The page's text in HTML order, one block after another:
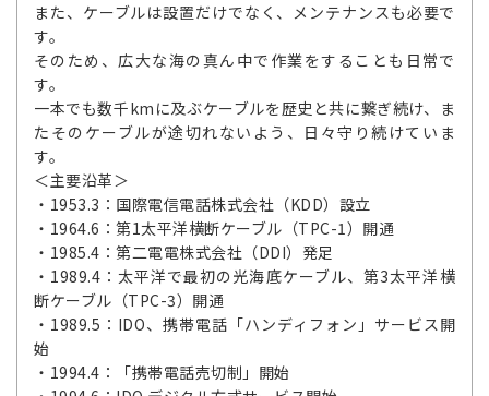
また、ケーブルは設置だけでなく、メンテナンスも必要で
す。
そのため、広大な海の真ん中で作業をすることも日常で
す。
一本でも数千kmに及ぶケーブルを歴史と共に繋ぎ続け、ま
たそのケーブルが途切れないよう、日々守り続けていま
す。
＜主要沿革＞
・1953.3：国際電信電話株式会社（KDD）設立
・1964.6：第1太平洋横断ケーブル（TPC-1）開通
・1985.4：第二電電株式会社（DDI）発足
・1989.4：太平洋で最初の光海底ケーブル、第3太平洋横
断ケーブル（TPC-3）開通
・1989.5：IDO、携帯電話「ハンディフォン」サービス開
始
・1994.4：「携帯電話売切制」開始